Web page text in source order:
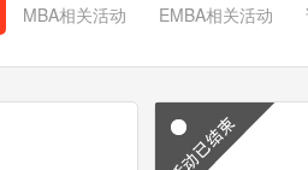
MBA相关活动 EMBA相关活动